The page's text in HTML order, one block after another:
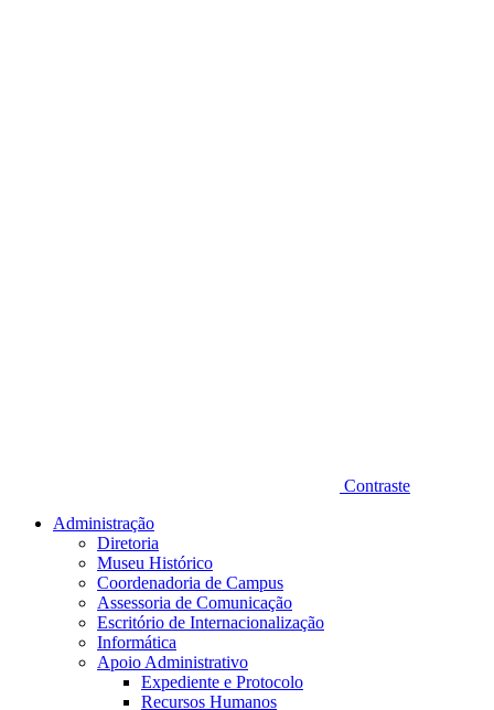
Contraste
Administração
Diretoria
Museu Histórico
Coordenadoria de Campus
Assessoria de Comunicação
Escritório de Internacionalização
Informática
Apoio Administrativo
Expediente e Protocolo
Recursos Humanos